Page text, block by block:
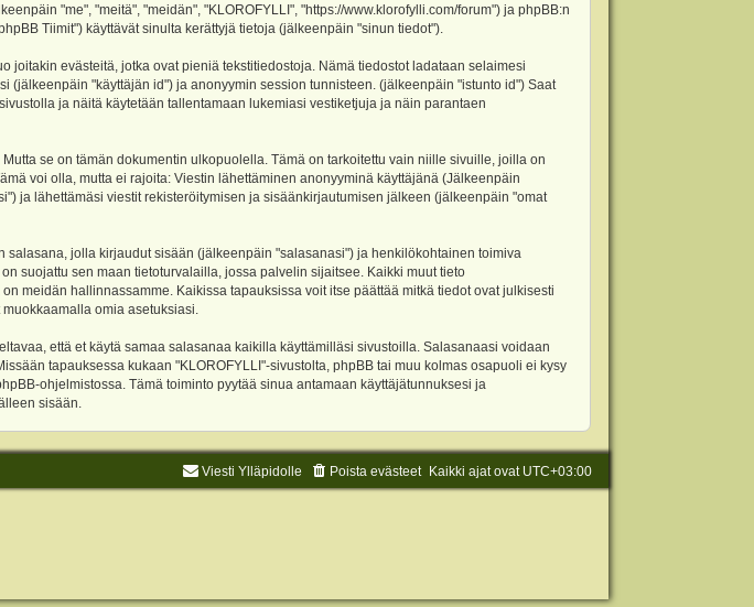
"me", "meitä", "meidän", "KLOROFYLLI", "https://www.klorofylli.com/forum") ja phpBB:n
Tiimit") käyttävät sinulta kerättyjä tietoja (jälkeenpäin "sinun tiedot").
evästeitä, jotka ovat pieniä tekstitiedostoja. Nämä tiedostot ladataan selaimesi
"käyttäjän id") ja anonyymin session tunnisteen. (jälkeenpäin "istunto id") Saat
ja näitä käytetään tallentamaan lukemiasi vestiketjuja ja näin parantaen
se on tämän dokumentin ulkopuolella. Tämä on tarkoitettu vain niille sivuille, joilla on
voi olla, mutta ei rajoita: Viestin lähettäminen anonyyminä käyttäjänä (Jälkeenpäin
ja lähettämäsi viestit rekisteröitymisen ja sisäänkirjautumisen jälkeen (jälkeenpäin "omat
jolla kirjaudut sisään (jälkeenpäin "salasanasi") ja henkilökohtainen toimiva
suojattu sen maan tietoturvalailla, jossa palvelin sijaitsee. Kaikki muut tieto
meidän hallinnassamme. Kaikissa tapauksissa voit itse päättää mitkä tiedot ovat julkisesti
omia asetuksiasi.
että et käytä samaa salasanaa kaikilla käyttämilläsi sivustoilla. Salasanaasi voidaan
tapauksessa kukaan "KLOROFYLLI"-sivustolta, phpBB tai muu kolmas osapuoli ei kysy
ohjelmistossa. Tämä toiminto pyytää sinua antamaan käyttäjätunnuksesi ja
sisään.
Kaikki ajat ovat UTC+03:00
Poista evästeet
Viesti Ylläpidolle